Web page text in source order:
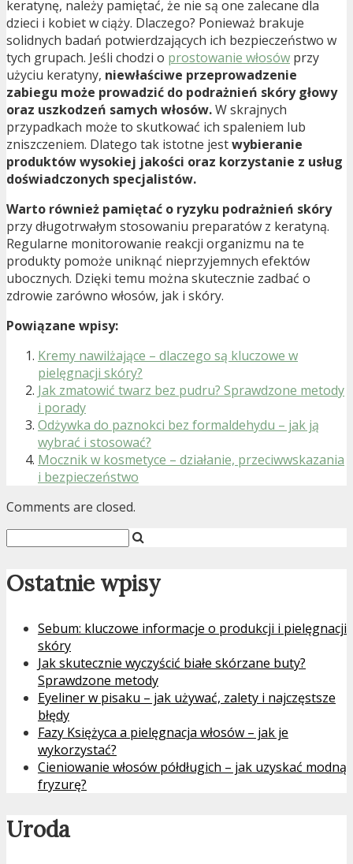
keratynę, należy pamiętać, że nie są one zalecane dla
dzieci i kobiet w ciąży. Dlaczego? Ponieważ brakuje
solidnych badań potwierdzających ich bezpieczeństwo w
tych grupach. Jeśli chodzi o prostowanie włosów przy
użyciu keratyny, niewłaściwe przeprowadzenie
zabiegu może prowadzić do podrażnień skóry głowy
oraz uszkodzeń samych włosów.W skrajnych
przypadkach może to skutkować ich spaleniem lub
zniszczeniem. Dlatego tak istotne jestwybieranie
produktów wysokiej jakości oraz korzystanie z usług
doświadczonych specjalistów.
Warto również pamiętać o ryzyku podrażnień skóry
przy długotrwałym stosowaniu preparatów z keratyną.
Regularne monitorowanie reakcji organizmu na te
produkty pomoże uniknąć nieprzyjemnych efektów
ubocznych. Dzięki temu można skutecznie zadbać o
zdrowie zarówno włosów, jak i skóry.
Powiązane wpisy:
Kremy nawilżające – dlaczego są kluczowe w
pielęgnacji skóry?
Jak zmatowić twarz bez pudru? Sprawdzone metody
i porady
Odżywka do paznokci bez formaldehydu – jak ją
wybrać i stosować?
Mocznik w kosmetyce – działanie, przeciwwskazania
i bezpieczeństwo
Comments are closed.
Ostatnie wpisy
Sebum: kluczowe informacje o produkcji i pielęgnacji
skóry
Jak skutecznie wyczyścić białe skórzane buty?
Sprawdzone metody
Eyeliner w pisaku – jak używać, zalety i najczęstsze
błędy
Fazy Księżyca a pielęgnacja włosów – jak je
wykorzystać?
Cieniowanie włosów półdługich – jak uzyskać modną
fryzurę?
Uroda